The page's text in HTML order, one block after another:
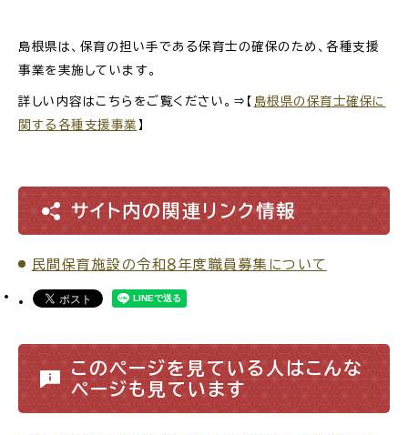
サイトマップ
島根県は、保育の担い手である保育士の確保のため、各種支援
事業を実施しています。
詳しい内容はこちらをご覧ください。⇒【 島根県の保育士確保に
関する各種支援事業 】
サイト内の関連リンク情報
民間保育施設の令和８年度職員募集について
このページを見ている人はこんな
ページも見ています